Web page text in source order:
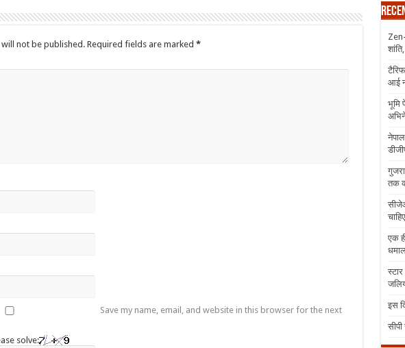
not be published. Required fields are marked *
Save my name, email, and website in this browser for the next
solve:
आई
भूमि
तक
एक
इस